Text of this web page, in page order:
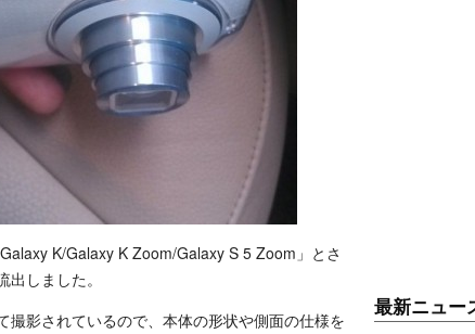
K/Galaxy K Zoom/Galaxy S 5 Zoom」とさ
しました。
影されているので、本体の形状や側面の仕様を
最新ニュー